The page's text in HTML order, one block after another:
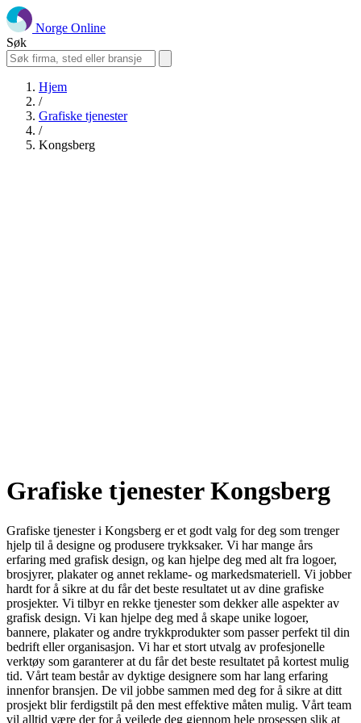
Norge Online
Søk
Hjem
/
Grafiske tjenester
/
Kongsberg
Grafiske tjenester Kongsberg
Grafiske tjenester i Kongsberg er et godt valg for deg som trenger
hjelp til å designe og produsere trykksaker. Vi har mange års
erfaring med grafisk design, og kan hjelpe deg med alt fra logoer,
brosjyrer, plakater og annet reklame- og markedsmateriell. Vi jobber
hardt for å sikre at du får det beste resultatet ut av dine grafiske
prosjekter. Vi tilbyr en rekke tjenester som dekker alle aspekter av
grafisk design. Vi kan hjelpe deg med å skape unike logoer,
bannere, plakater og andre trykkprodukter som passer perfekt til din
bedrift eller organisasjon. Vi har et stort utvalg av profesjonelle
verktøy som garanterer at du får det beste resultatet på kortest mulig
tid. Vårt team består av dyktige designere som har lang erfaring
innenfor bransjen. De vil jobbe sammen med deg for å sikre at ditt
prosjekt blir ferdigstilt på den mest effektive måten mulig. Vårt team
vil alltid være der for å veilede deg gjennom hele prosessen slik at